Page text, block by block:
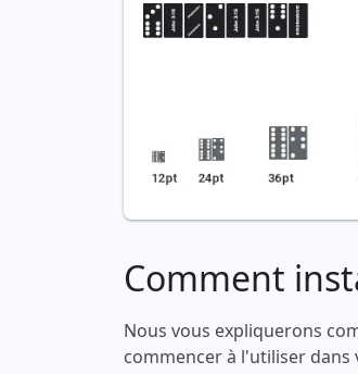
Comment
Nous vous expliquerons
commencer à l'utiliser dans